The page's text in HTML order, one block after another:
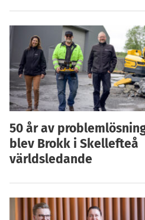
50 år av
blev Brokk i Skellefteå
världsledande